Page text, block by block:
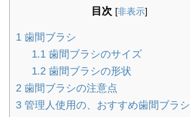
目次 [非表示]
1 歯間ブラシ
1.1歯間ブラシのサイズ
1.2歯間ブラシの形状
2 歯間ブラシの注意点
3 管理人使用の、おすすめ歯間ブラシ